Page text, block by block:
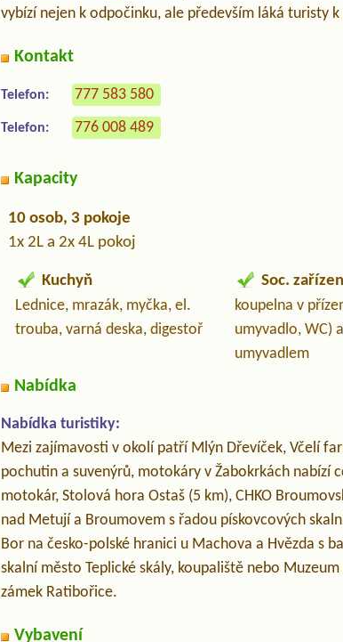
vybízí nejen k odpočinku, ale především láká turisty
Kontakt
Telefon: 777 583 580
Telefon: 776 008 489
Kapacity
10 osob, 3 pokoje
1x 2L a 2x 4L pokoj
Kuchyň
Lednice, mrazák, myčka, el.
trouba, varná deska, digestoř
Soc.
koupelna v
umyvadlo, WC)
umyvadlem
Nabídka
Nabídka turistiky:
Mezi zajímavosti v okolí patří Mlýn Dřevíček, Včelí
pochutin a suvenýrů, motokáry v Žabokrkách
motokár, Stolová hora Ostaš (5 km), CHKO
nad Metují a Broumovem s řadou pískovcových
Bor na česko-polské hranici u Machova a Hvězda s
skalní město Teplické skály, koupaliště nebo
zámek Ratibořice.
Vybavení